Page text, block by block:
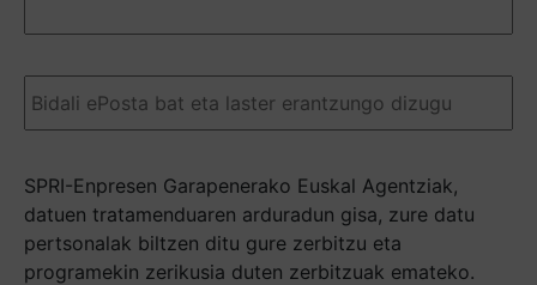
Email (Required)
SPRI-Enpresen Garapenerako Euskal Agentziak,
datuen tratamenduaren arduradun gisa, zure datu
pertsonalak biltzen ditu gure zerbitzu eta
programekin zerikusia duten zerbitzuak emateko.